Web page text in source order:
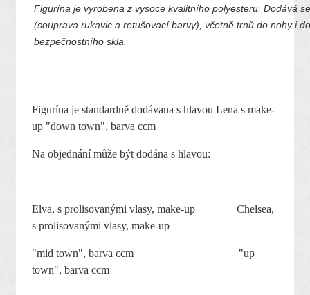
Figurína je vyrobena z vysoce kvalitního polyesteru. Dodává
(souprava rukavic a retušovací barvy), včetně trnů do nohy i
bezpečnostního skla.
Figurína je standardně dodávana s hlavou Lena s make-
up "down town", barva ccm
Na objednání může být dodána s hlavou:
Elva, s prolisovanými vlasy, make-up Chelsea,
s prolisovanými vlasy, make-up
"mid town", barva ccm
"up
town", barva ccm